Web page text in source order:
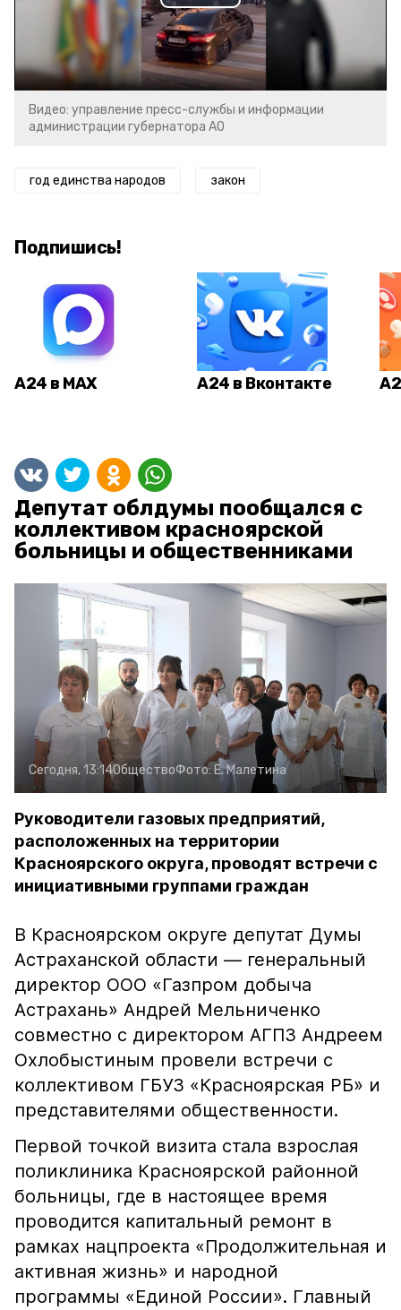
Video
Видео: управление пресс-службы и информации
администрации губернатора АО
год единства народов закон
Подпишись!
А24 в MAX А24 в Вконтакте
Депутат облдумы пообщался с
коллективом красноярской
больницы и общественниками
Сегодня, 13:14ОбществоФото: Е. Малетина
Руководители газовых предприятий,
расположенных на территории
Красноярского округа, проводят встречи с
инициативными группами граждан
В Красноярском округе депутат Думы
Астраханской области — генеральный
директор ООО «Газпром добыча
Астрахань» Андрей Мельниченко
совместно с директором АГПЗ Андреем
Охлобыстиным провели встречи с
коллективом ГБУЗ «Красноярская РБ» и
представителями общественности.
Первой точкой визита стала взрослая
поликлиника Красноярской районной
больницы, где в настоящее время
проводится капитальный ремонт в
рамках нацпроекта «Продолжительная и
активная жизнь» и народной
программы «Единой России». Главный